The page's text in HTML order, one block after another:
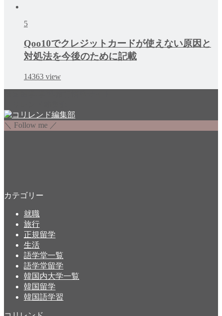
5
Qoo10でクレジットカードが使えない原因と
対処法を今後のために記載
14363 view
＼ Follow me ／
カテゴリー
就職
旅行
正規留学
生活
語学堂一覧
語学堂留学
韓国内大学一覧
韓国留学
韓国語学習